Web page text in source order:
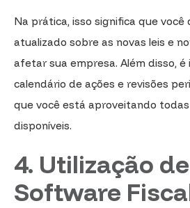
Na prática, isso significa que
atualizado sobre as novas leis e
afetar sua empresa. Além disso,
calendário de ações e revisões
que você está aproveitando
disponíveis.
4. Utilização de
Software